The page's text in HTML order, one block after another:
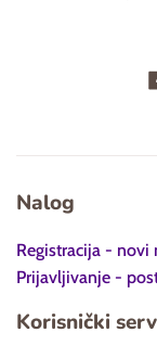
Nalog
Registracija - novi
Prijavljivanje -
Korisnički